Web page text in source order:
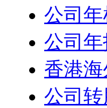
公司年
公司年
香港
公司转